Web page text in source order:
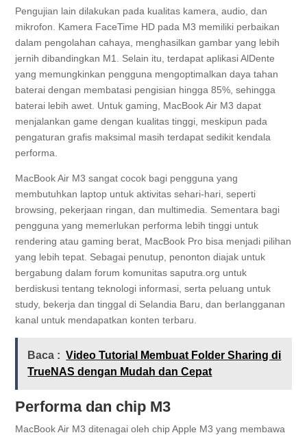
Pengujian lain dilakukan pada kualitas kamera, audio, dan
mikrofon. Kamera FaceTime HD pada M3 memiliki perbaikan
dalam pengolahan cahaya, menghasilkan gambar yang lebih
jernih dibandingkan M1. Selain itu, terdapat aplikasi AlDente
yang memungkinkan pengguna mengoptimalkan daya tahan
baterai dengan membatasi pengisian hingga 85%, sehingga
baterai lebih awet. Untuk gaming, MacBook Air M3 dapat
menjalankan game dengan kualitas tinggi, meskipun pada
pengaturan grafis maksimal masih terdapat sedikit kendala
performa.
MacBook Air M3 sangat cocok bagi pengguna yang
membutuhkan laptop untuk aktivitas sehari-hari, seperti
browsing, pekerjaan ringan, dan multimedia. Sementara bagi
pengguna yang memerlukan performa lebih tinggi untuk
rendering atau gaming berat, MacBook Pro bisa menjadi pilihan
yang lebih tepat. Sebagai penutup, penonton diajak untuk
bergabung dalam forum komunitas saputra.org untuk
berdiskusi tentang teknologi informasi, serta peluang untuk
study, bekerja dan tinggal di Selandia Baru, dan berlangganan
kanal untuk mendapatkan konten terbaru.
Baca : Video Tutorial Membuat Folder Sharing di
TrueNAS dengan Mudah dan Cepat
Performa dan chip M3
MacBook Air M3 ditenagai oleh chip Apple M3 yang membawa